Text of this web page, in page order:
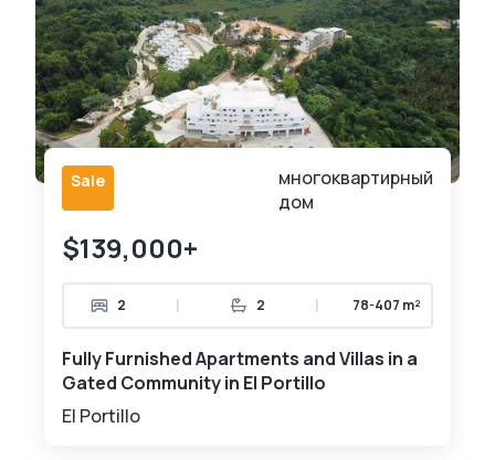
Sale
многоквартирный
дом
$139,000+
2 | 2 | 78-407 m²
Fully Furnished Apartments and Villas in a
Gated Community in El Portillo
El Portillo